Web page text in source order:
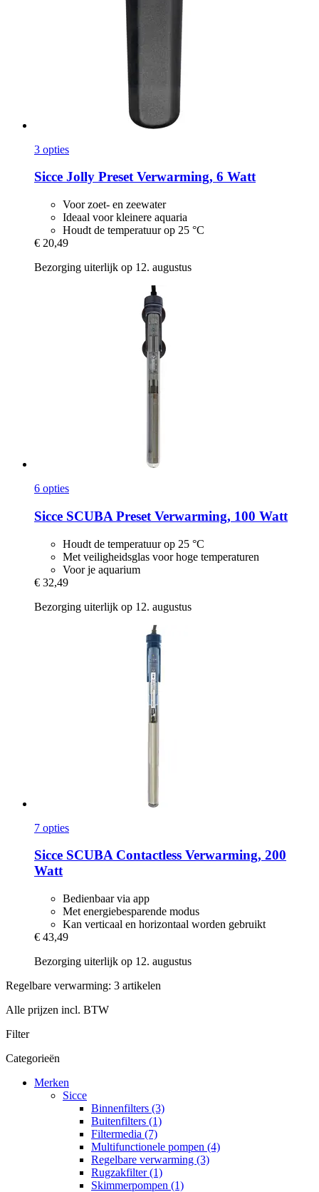
3 opties
Sicce Jolly Preset Verwarming, 6 Watt
Voor zoet- en zeewater
Ideaal voor kleinere aquaria
Houdt de temperatuur op 25 °C
€ 20,49
Bezorging uiterlijk op 12. augustus
6 opties
Sicce SCUBA Preset Verwarming, 100 Watt
Houdt de temperatuur op 25 °C
Met veiligheidsglas voor hoge temperaturen
Voor je aquarium
€ 32,49
Bezorging uiterlijk op 12. augustus
7 opties
Sicce SCUBA Contactless Verwarming, 200
Watt
Bedienbaar via app
Met energiebesparende modus
Kan verticaal en horizontaal worden gebruikt
€ 43,49
Bezorging uiterlijk op 12. augustus
Regelbare verwarming: 3 artikelen
Alle prijzen incl. BTW
Filter
Categorieën
Merken
Sicce
Binnenfilters (3)
Buitenfilters (1)
Filtermedia (7)
Multifunctionele pompen (4)
Regelbare verwarming (3)
Rugzakfilter (1)
Skimmerpompen (1)